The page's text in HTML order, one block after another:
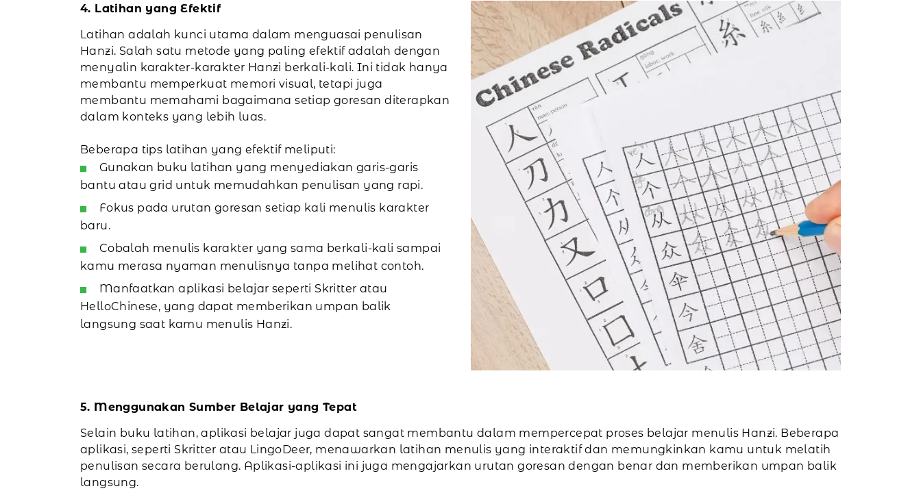
4. Latihan yang Efektif
Latihan adalah kunci utama dalam menguasai penulisan
Hanzi. Salah satu metode yang paling efektif adalah dengan
menyalin karakter-karakter Hanzi berkali-kali. Ini tidak hanya
membantu memperkuat memori visual, tetapi juga
membantu memahami bagaimana setiap goresan diterapkan
dalam konteks yang lebih luas.
Beberapa tips latihan yang efektif meliputi:
Gunakan buku latihan yang menyediakan garis-garis
bantu atau grid untuk memudahkan penulisan yang rapi.
Fokus pada urutan goresan setiap kali menulis karakter
baru.
Cobalah menulis karakter yang sama berkali-kali sampai
kamu merasa nyaman menulisnya tanpa melihat contoh.
Manfaatkan aplikasi belajar seperti Skritter atau
HelloChinese, yang dapat memberikan umpan balik
langsung saat kamu menulis Hanzi.
5. Menggunakan Sumber Belajar yang Tepat
Selain buku latihan, aplikasi belajar juga dapat sangat membantu dalam mempercepat proses belajar menulis Hanzi. Beberapa
aplikasi, seperti Skritter atau LingoDeer, menawarkan latihan menulis yang interaktif dan memungkinkan kamu untuk melatih
penulisan secara berulang. Aplikasi-aplikasi ini juga mengajarkan urutan goresan dengan benar dan memberikan umpan balik
langsung.